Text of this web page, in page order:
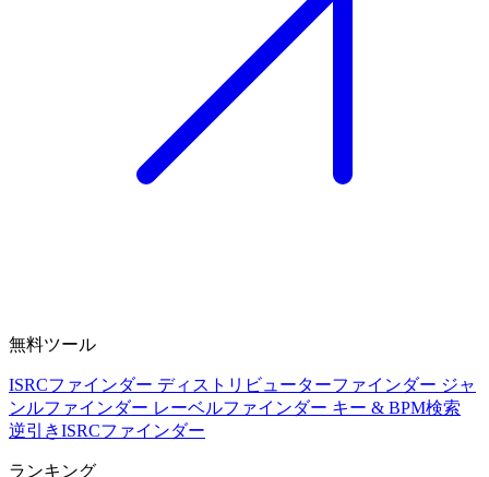
無料ツール
ISRCファインダー ディストリビューターファインダー ジャ
ンルファインダー レーベルファインダー キー & BPM検索
逆引きISRCファインダー
ランキング